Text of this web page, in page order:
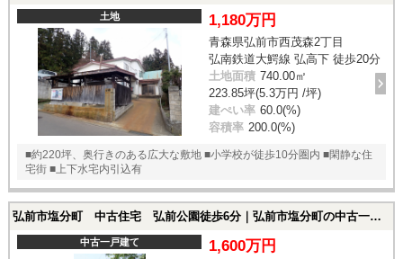
土地 1,180万円
青森県弘前市西茂森2丁目
弘南鉄道大鰐線 弘高下 徒歩20分
土地面積 740.00㎡
223.85坪(5.3万円 /坪)
建ぺい率 60.0(%)
容積率 200.0(%)
■約220坪、奥行きのある広大な敷地 ■小学校が徒歩10分圏内 ■閑静な住
宅街 ■上下水宅内引込有
弘前市塩分町 中古住宅 弘前公園徒歩6分｜弘前市塩分町の中古一戸建て
中古一戸建て 1,600万円